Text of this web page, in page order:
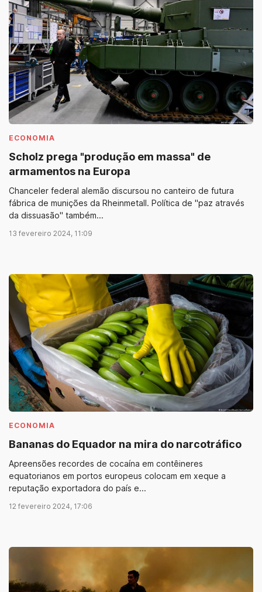
ECONOMIA
Scholz prega "produção em massa" de
armamentos na Europa
Chanceler federal alemão discursou no canteiro de futura
fábrica de munições da Rheinmetall. Política de "paz através
da dissuasão" também...
13 fevereiro 2024, 11:09
ECONOMIA
Bananas do Equador na mira do narcotráfico
Apreensões recordes de cocaína em contêineres
equatorianos em portos europeus colocam em xeque a
reputação exportadora do país e...
12 fevereiro 2024, 17:06